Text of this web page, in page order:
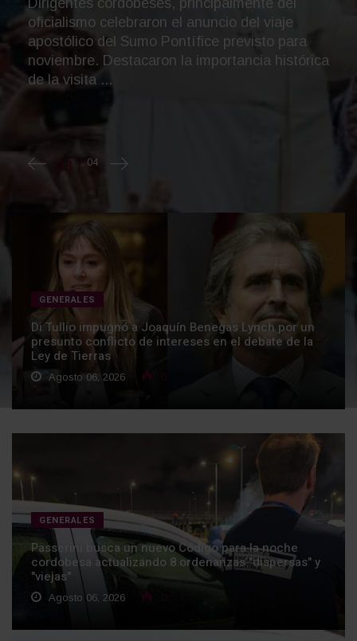
Uno de los integrantes de la Scaloneta
en gran nivel a su equipo y volvió a
Mirá el video. ...
GENERALES
Di Tullio impugnó a Joaquín Benegas Lynch por un
presunto conflicto de intereses en el debate de la
Ley de Tierras
Agosto 06, 2026 0
GENERALES
Passerini busca un nuevo Código para la noche
cordobesa actualizando 8 ordenanzas "dispersas" y
"viejas"
Agosto 06, 2026 0